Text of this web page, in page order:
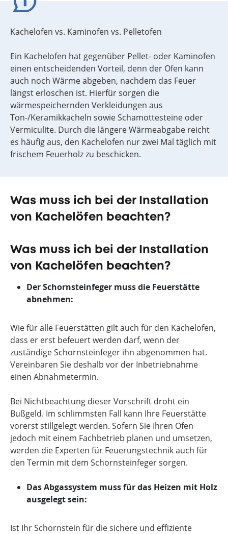
Kachelofen vs. Kaminofen vs. Pelletofen
Ein Kachelofen hat gegenüber Pellet- oder Kaminofen
einen entscheidenden Vorteil, denn der Ofen kann
auch noch Wärme abgeben, nachdem das Feuer
längst erloschen ist. Hierfür sorgen die
wärmespeichernden Verkleidungen aus
Ton-/Keramikkacheln sowie Schamottesteine oder
Vermiculite. Durch die längere Wärmeabgabe reicht
es häufig aus, den Kachelofen nur zwei Mal täglich mit
frischem Feuerholz zu beschicken.
Was muss ich bei der Installation
von Kachelöfen beachten?
Was muss ich bei der Installation
von Kachelöfen beachten?
Der Schornsteinfeger muss die Feuerstätte
abnehmen:
Wie für alle Feuerstätten gilt auch für den Kachelofen,
dass er erst befeuert werden darf, wenn der
zuständige Schornsteinfeger ihn abgenommen hat.
Vereinbaren Sie deshalb vor der Inbetriebnahme
einen Abnahmetermin.
Bei Nichtbeachtung dieser Vorschrift droht ein
Bußgeld. Im schlimmsten Fall kann Ihre Feuerstätte
vorerst stillgelegt werden. Sofern Sie Ihren Ofen
jedoch mit einem Fachbetrieb planen und umsetzen,
werden die Experten für Feuerungstechnik auch für
den Termin mit dem Schornsteinfeger sorgen.
Das Abgassystem muss für das Heizen mit Holz
ausgelegt sein:
Ist Ihr Schornstein für die sichere und effiziente